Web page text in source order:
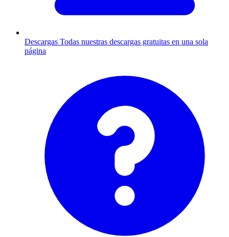
Descargas Todas nuestras descargas gratuitas en una sola
página